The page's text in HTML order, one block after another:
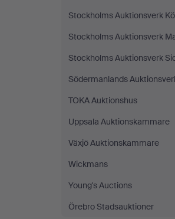
Stockholms Auktionsverk
Stockholms Auktionsverk
Stockholms Auktionsverk
Södermanlands
TOKA Auktionshus
Uppsala Auktionskammare
Växjö Auktionskammare
Wickmans
Young's Auctions
Örebro Stadsauktioner